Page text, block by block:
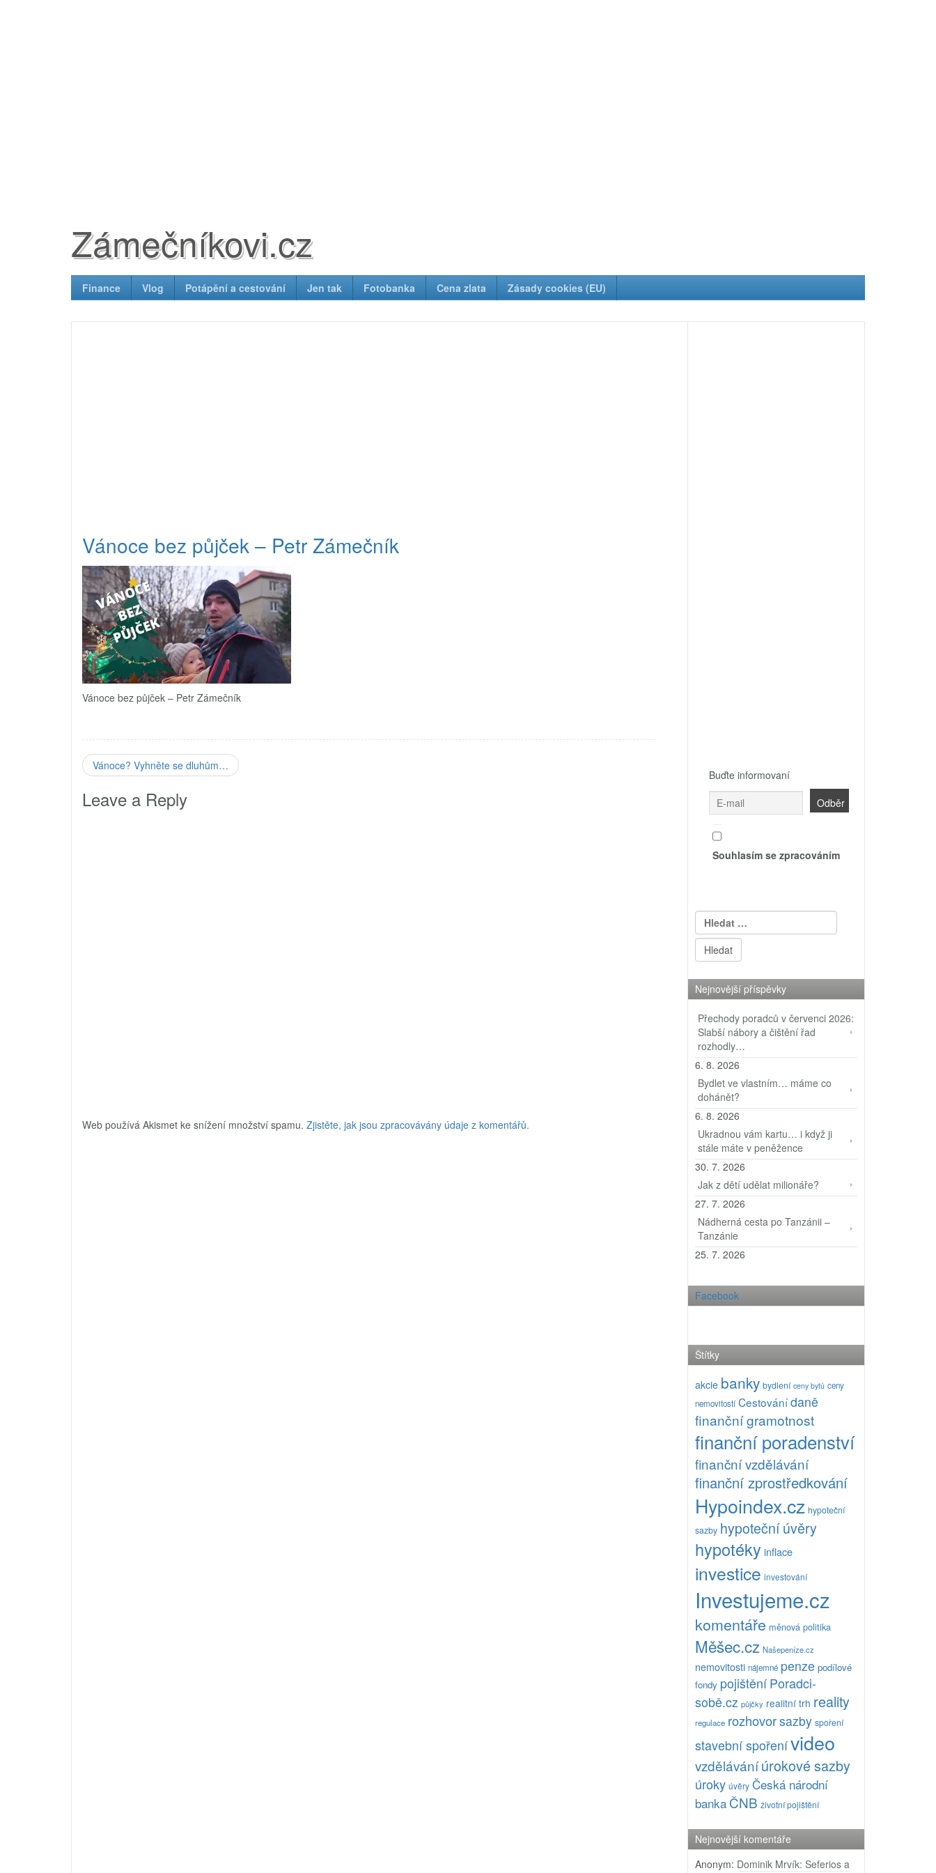
Zámečníkovi.cz
Finance Vlog Potápění a cestování Jen tak Fotobanka Cena zlata Zásady cookies (EU)
Vánoce bez půjček – Petr Zámečník
Vánoce bez půjček – Petr Zámečník
Vánoce? Vyhněte se dluhům…
Leave a Reply
Web používá Akismet ke snížení množství spamu. Zjistěte, jak jsou zpracovávány údaje z komentářů.
Buďte informovaní
Souhlasím se zpracováním
Vyhledávání
Nejnovější příspěvky
Přechody poradců v červenci 2026:
Slabší nábory a čištění řad
rozhodly…
6. 8. 2026
Bydlet ve vlastním… máme co
dohánět?
6. 8. 2026
Ukradnou vám kartu… i když ji
stále máte v peněžence
30. 7. 2026
Jak z dětí udělat milionáře?
27. 7. 2026
Nádherná cesta po Tanzánii –
Tanzánie
25. 7. 2026
Facebook
Štítky
akcie banky bydlení ceny bytů ceny
nemovitostí Cestování daně
finanční gramotnost
finanční poradenství
finanční vzdělávání
finanční zprostředkování
Hypoindex.cz hypoteční
sazby hypoteční úvěry
hypotéky inflace
investice investování
Investujeme.cz
komentáře měnová politika
Měšec.cz Našepeníze.cz
nemovitosti nájemné penze podílové
fondy pojištění Poradci-
sobě.cz půjčky realitní trh reality
regulace rozhovorsazby spoření
stavební spořenívideo
vzdělávání úrokové sazby
úroky úvěry Česká národní
banka ČNB životní pojištění
Nejnovější komentáře
Anonym: Dominik Mrvík: Seferios a